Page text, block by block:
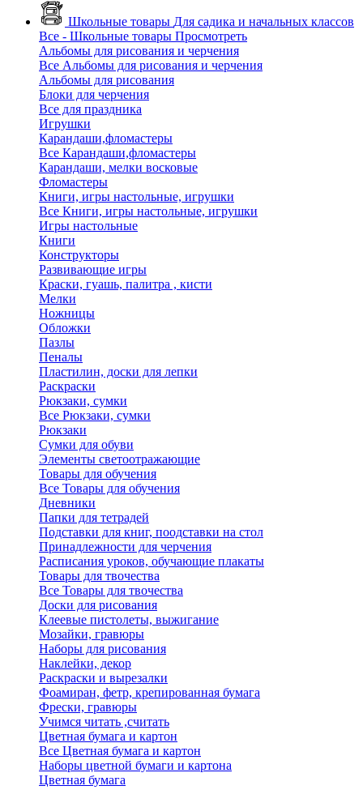
Школьные товары Для садика и начальных классов
Все - Школьные товары Просмотреть
Альбомы для рисования и черчения
Все Альбомы для рисования и черчения
Альбомы для рисования
Блоки для черчения
Все для праздника
Игрушки
Карандаши,фломастеры
Все Карандаши,фломастеры
Карандаши, мелки восковые
Фломастеры
Книги, игры настольные, игрушки
Все Книги, игры настольные, игрушки
Игры настольные
Книги
Конструкторы
Развивающие игры
Краски, гуашь, палитра , кисти
Мелки
Ножницы
Обложки
Пазлы
Пеналы
Пластилин, доски для лепки
Раскраски
Рюкзаки, сумки
Все Рюкзаки, сумки
Рюкзаки
Сумки для обуви
Элементы светоотражающие
Товары для обучения
Все Товары для обучения
Дневники
Папки для тетрадей
Подставки для книг, поодставки на стол
Принадлежности для черчения
Расписания уроков, обучающие плакаты
Товары для твочества
Все Товары для твочества
Доски для рисования
Клеевые пистолеты, выжигание
Мозайки, гравюры
Наборы для рисования
Наклейки, декор
Раскраски и вырезалки
Фоамиран, фетр, крепированная бумага
Фрески, гравюры
Учимся читать ,считать
Цветная бумага и картон
Все Цветная бумага и картон
Наборы цветной бумаги и картона
Цветная бумага